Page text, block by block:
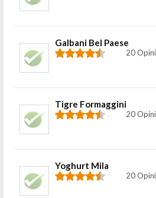
Galbani Bel Paese
20
Tigre Formaggini
20
Yoghurt Mila
20